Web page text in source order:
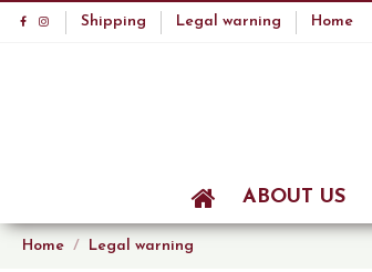
Shipping Legal warning Home
ABOUT US
Home Legal warning